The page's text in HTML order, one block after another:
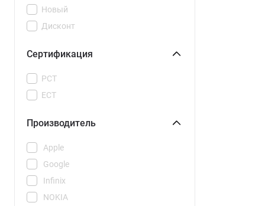
Новый
Дисконт
Сертификация
РСТ
ЕСТ
Производитель
Apple
Google
Infinix
NOKIA